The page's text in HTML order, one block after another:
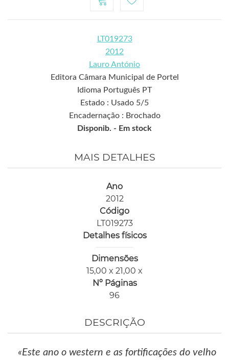
LT019273
2012
Lauro António
Editora Câmara Municipal de Portel
Idioma Português PT
Estado : Usado 5/5
Encadernação : Brochado
Disponib. - Em stock
MAIS DETALHES
Ano
2012
Código
LT019273
Detalhes físicos
Dimensões
15,00 x 21,00 x
Nº Páginas
96
DESCRIÇÃO
«Este ano o western e as fortificações do velho